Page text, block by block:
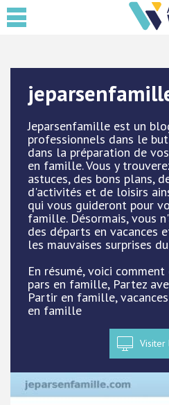
Jeparsenfamille est un
professionnels dans le
dans la préparation de
en famille. Vous y
astuces, des bons plans,
d'activités et de loisirs
qui vous guideront pour
famille. Désormais, vous
des départs en vacances
les mauvaises surprises
En résumé, voici
pars en famille, Partez
Partir en famille,
en famille
Visiter